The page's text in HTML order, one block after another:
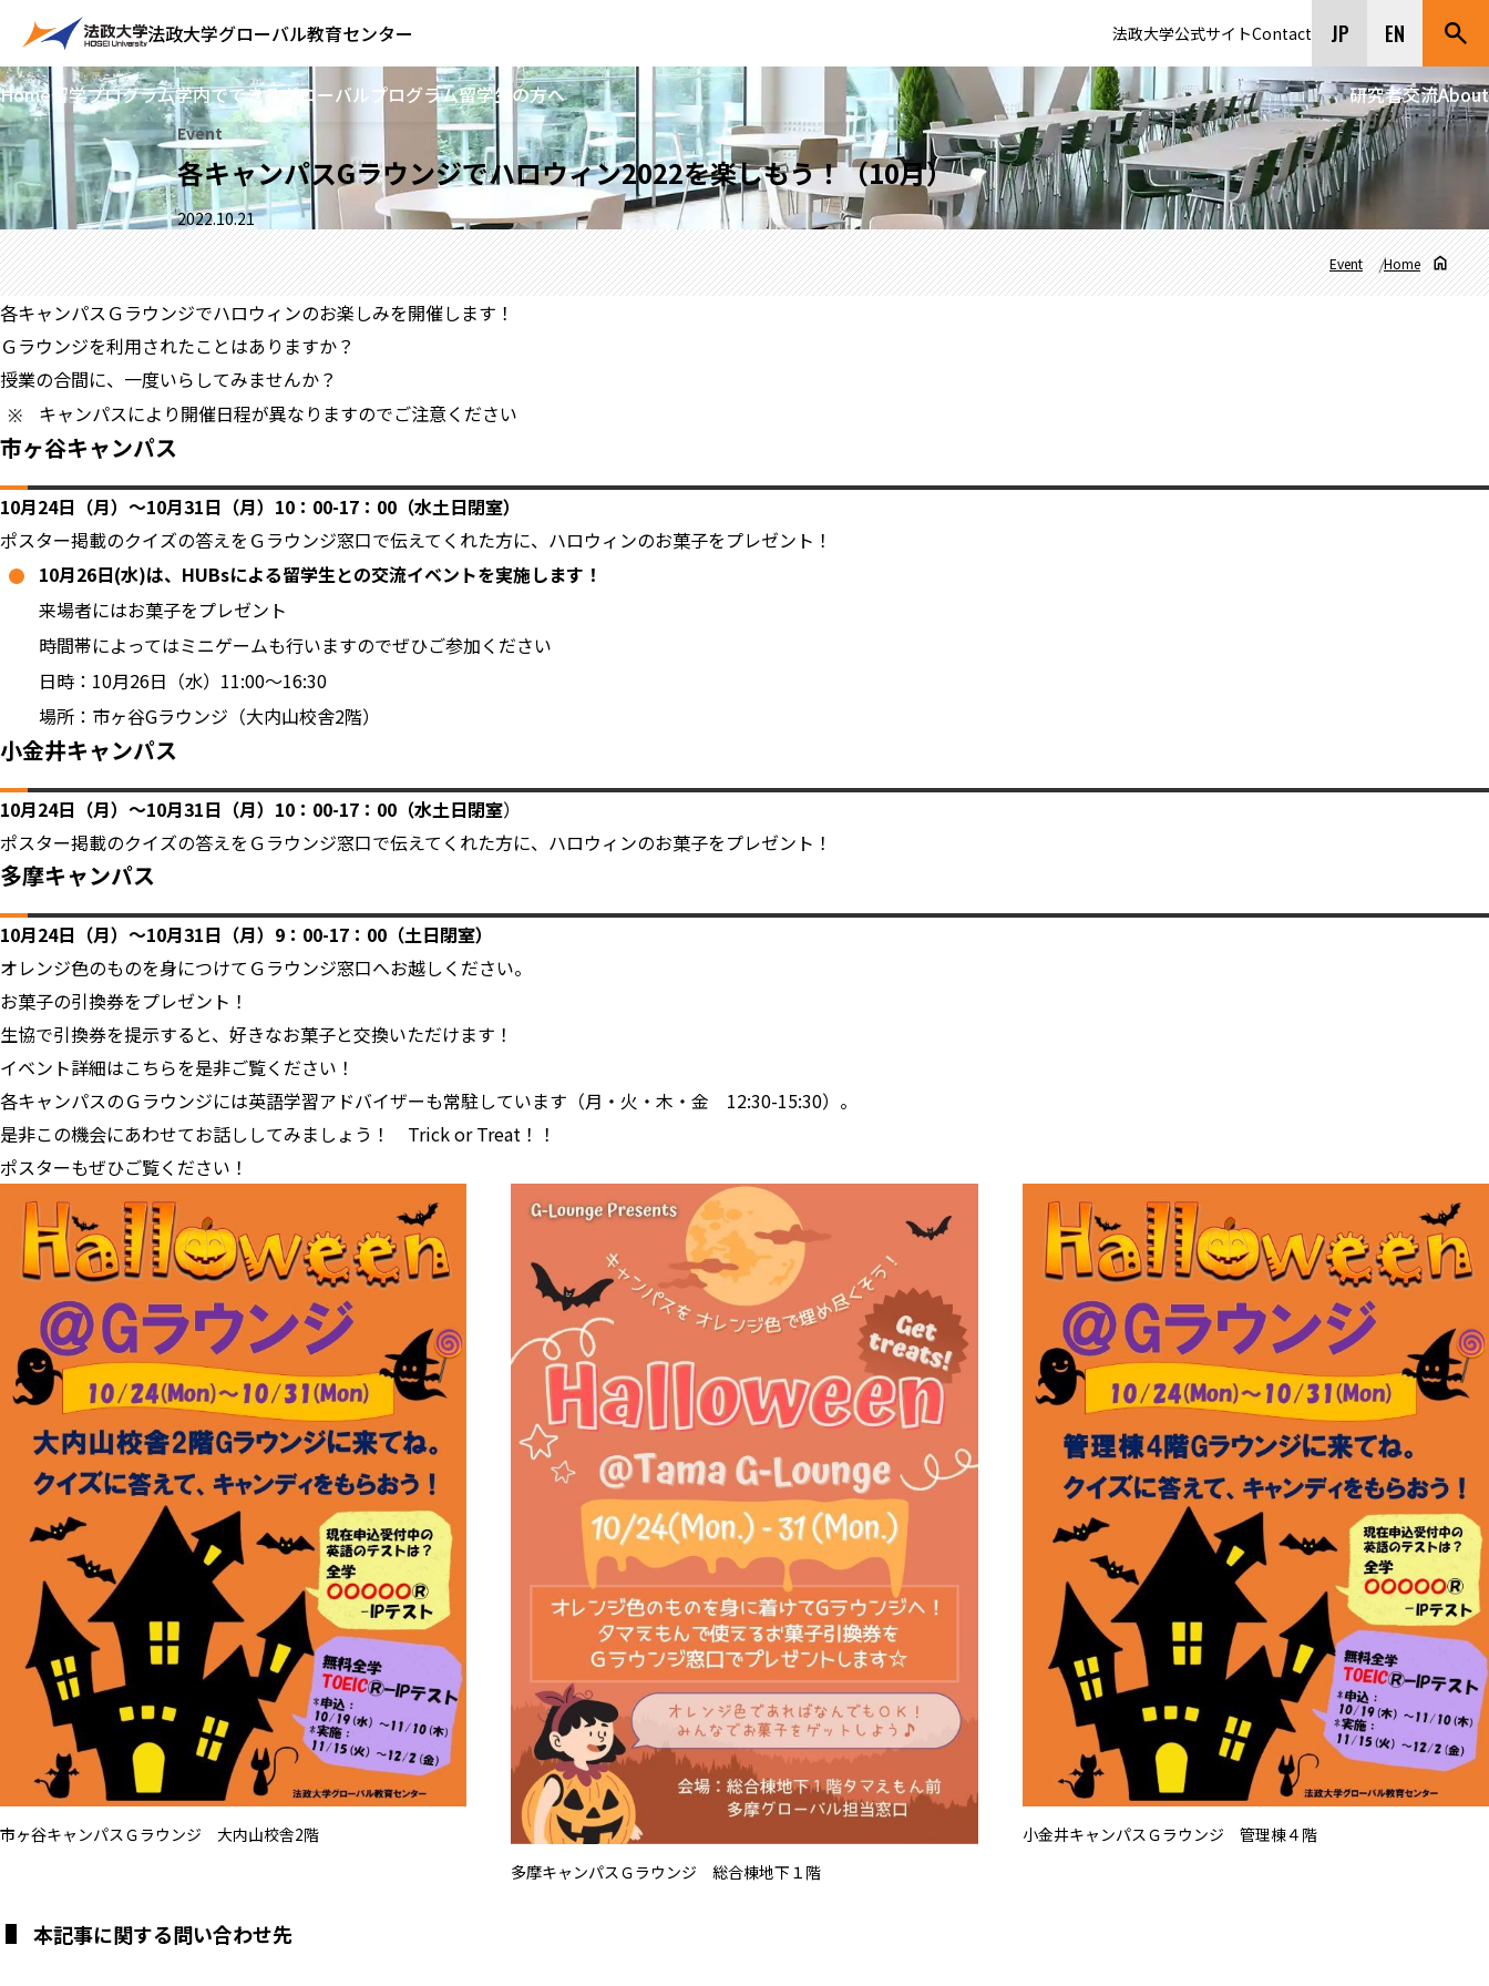
法政大学グローバル教育センター 法政大学公式サイトContact JP EN
Home留学プログラム学内でできるグローバルプログラム留学生の方へ 研究者交流About
Event
各キャンパスGラウンジでハロウィン2022を楽しもう！（10月）
2022.10.21
Home
Event
各キャンパスＧラウンジでハロウィンのお楽しみを開催します！
Ｇラウンジを利用されたことはありますか？
授業の合間に、一度いらしてみませんか？
キャンパスにより開催日程が異なりますのでご注意ください
市ヶ谷キャンパス
10月24日（月）～10月31日（月）10：00-17：00（水土日閉室）
ポスター掲載のクイズの答えをＧラウンジ窓口で伝えてくれた方に、ハロウィンのお菓子をプレゼント！
10月26日(水)は、HUBsによる留学生との交流イベントを実施します！
来場者にはお菓子をプレゼント
時間帯によってはミニゲームも行いますのでぜひご参加ください
日時：10月26日（水）11:00～16:30
場所：市ヶ谷Gラウンジ（大内山校舎2階）
小金井キャンパス
10月24日（月）～10月31日（月）10：00-17：00（水土日閉室）
ポスター掲載のクイズの答えをＧラウンジ窓口で伝えてくれた方に、ハロウィンのお菓子をプレゼント！
多摩キャンパス
10月24日（月）～10月31日（月）9：00-17：00（土日閉室）
オレンジ色のものを身につけてＧラウンジ窓口へお越しください。
お菓子の引換券をプレゼント！
生協で引換券を提示すると、好きなお菓子と交換いただけます！
イベント詳細はこちらを是非ご覧ください！
各キャンパスのＧラウンジには英語学習アドバイザーも常駐しています（月・火・木・金 12:30-15:30）。
是非この機会にあわせてお話ししてみましょう！ Trick or Treat！！
ポスターもぜひご覧ください！
市ヶ谷キャンパスＧラウンジ 大内山校舎2階
多摩キャンパスＧラウンジ 総合棟地下１階
小金井キャンパスＧラウンジ 管理棟４階
本記事に関する問い合わせ先